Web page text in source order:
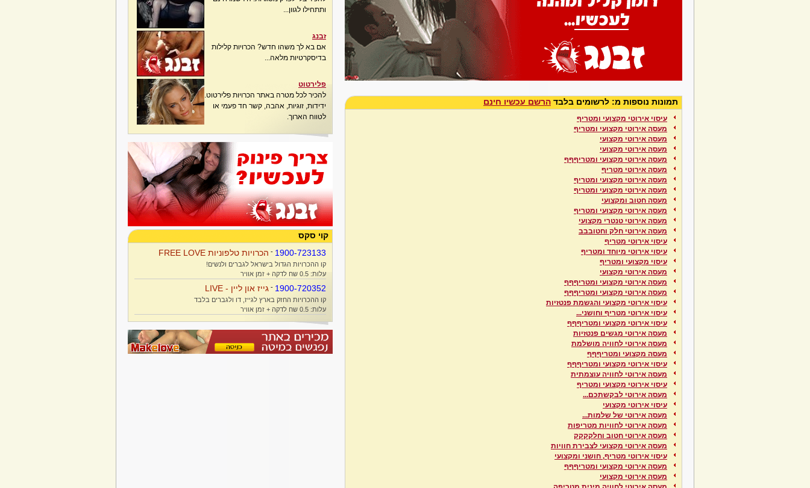
תמונות נוספות מ: לרשומים בלבד הרשם עכשיו חינם
עיסוי אירוטי מקצועי ומטריף
מעסה אירוטי מקצועי ומטריף
מעסה אירוטי מקצועי
מעסה אירוטי מקצועי
מעסה אירוטי מקצועי ומטריףףף
מעסה אירוטי מטריף
מעסה אירוטי מקצועי ומטריף
מעסה אירוטי מקצועי ומטריף
מעסה חטוב ומקצועי
מעסה אירוטי מקצועי ומטריף
מעסה אירוטי טנטרי מקצועי
מעסה אירוטי חלק וחטובבב
עיסוי אירוטי מטריף
עיסוי אירוטי מיוחד ומטריף
עיסוי מקצועי ומטריף
מעסה אירוטי מקצועי
מעסה אירוטי מקצועי ומטריףףף
מעסה אירוטי מקצועי ומטריףףף
עיסוי אירוטי מקצועי והגשמת פנטזיות
עיסוי אירוטי מטריף וחושני...
עיסוי אירוטי מקצועי ומטריףףף
מעסה אירוטי מגשים פנטזיות
מעסה אירוטי לחוויה מושלמת
מעסה מקצועי ומטריףףף
עיסוי אירוטי מקצועי ומטריףףף
מעסה אירוטי לחוויה עוצמתית
עיסוי אירוטי מקצועי ומטריף
מעסה אירוטי לבקשתכם...
עיסוי אירוטי מקצועי
מעסה אירוטי של שלמות...
מעסה אירוטי לחוויות מטריפות
מעסה אירוטי חטוב וחלקקקק
מעסה אירוטי מקצועי לצבירת חוויות
עיסוי אירוטי מטריף, חושני ומקצועי
מעסה אירוטי מקצועי ומטריףףף
מעסה אירוטי מקצועי
ותתחילו לגוון...
זבנג
אם בא לך משהו חדש? הכרויות קלילות
בדיסקרטיות מלאה...
פלירטוט
להכיר לכל מטרה באתר הכרויות פלירטוט.
ידידות, זוגיות, אהבה, קשר חד פעמי או
לטווח הארוך.
קוי סקס
1900-723133
- הכרויות טלפוניות FREE LOVE
קו ההכרויות הגדול בישראל לגברים ולנשים!
עלות: 0.5 שח לדקה + זמן אוויר
1900-720352
- גייז און ליין - LIVE
קו ההכרויות החזק בארץ לגייז, דו ולגברים בלבד
עלות: 0.5 שח לדקה + זמן אוויר